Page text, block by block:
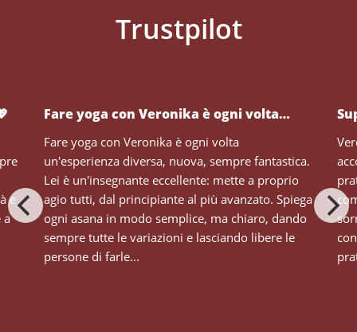
Fare yoga con Veronika è ogni volta…
Fare yoga con Veronika è ogni volta
un'esperienza diversa, nuova, sempre fantastica.
Lei è un'insegnante eccellente: mette a proprio
agio tutti, dal principiante al più avanzato. Spiega
ogni asana in modo semplice, ma chiaro, dando
sempre tutte le variazioni e lasciando libere le
persone di farle...
e
a